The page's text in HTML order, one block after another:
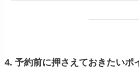
4. 予約前に押さえておきたいポ